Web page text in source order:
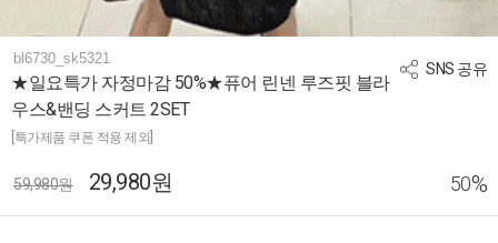
SNS 공유
bl6730_sk5321
★일요특가 자정마감 50%★퓨어 린넨 루즈핏 블라
우스&밴딩 스커트 2SET
[특가제품 쿠폰 적용 제외]
59,980원 29,980원 50%